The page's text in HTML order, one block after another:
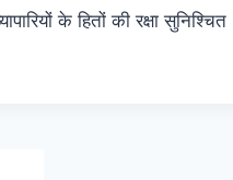
के हितों की रक्षा सुनिश्चित